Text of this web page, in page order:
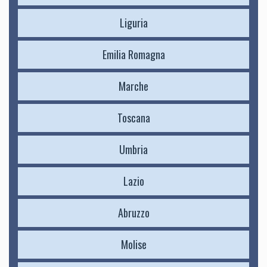
Liguria
Emilia Romagna
Marche
Toscana
Umbria
Lazio
Abruzzo
Molise